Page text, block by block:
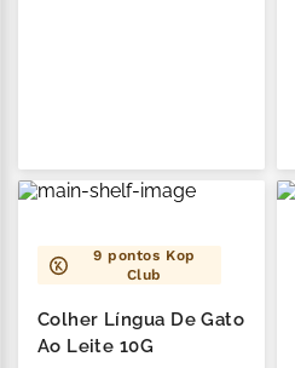
9 pontos Kop
Club
Colher Língua De Gato
Ao Leite 10G